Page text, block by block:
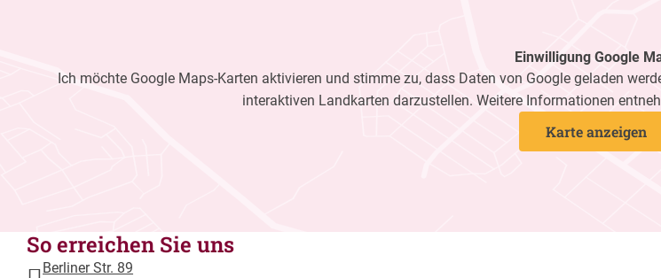
Einwilligung Google
Ich möchte Google Maps-Karten aktivieren und stimme zu, dass Daten von Google geladen
interaktiven Landkarten darzustellen. Weitere Informationen
Karte anzeigen
So erreichen Sie uns
Berliner Str. 89